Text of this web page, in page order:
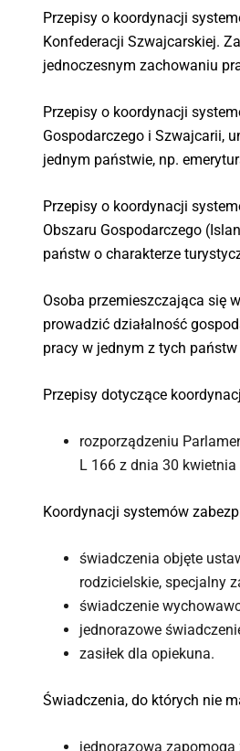
Przepisy o koordynacji
Konfederacji Szwajcarskiej.
jednoczesnym zachowaniu
Przepisy o koordynacji
Gospodarczego i Szwajcarii,
jednym państwie, np.
Przepisy o koordynacji
Obszaru Gospodarczego
państw o charakterze
Osoba przemieszczająca się
prowadzić działalność
pracy w jednym z tych
Przepisy dotyczące
rozporządzeniu
L 166 z dnia 30 kwietnia
Koordynacji systemów
świadczenia objęte
rodzicielskie, specjalny
świadczenie
jednorazowe
zasiłek dla opiekuna.
Świadczenia, do których nie
jednorazowa zapomoga